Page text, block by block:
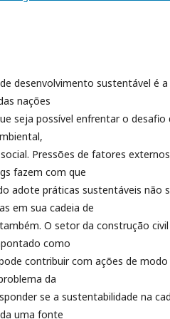
desenvolvimento sustentável é
nações
seja possível enfrentar o
Pressões de fatores
fazem com que
adote práticas sustentáveis não
em sua cadeia de
O setor da construção
como
contribuir com ações de
da
se a sustentabilidade na
uma fonte